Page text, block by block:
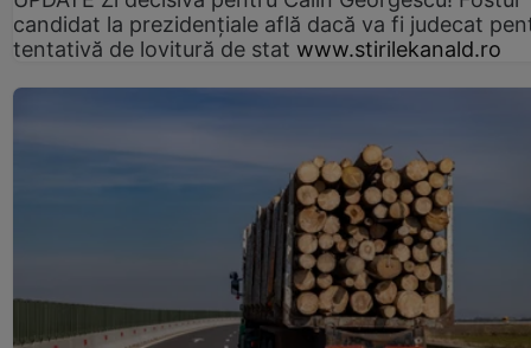
candidat la prezidențiale află dacă va fi judecat
tentativă de lovitură de stat www.stirilekanald.ro